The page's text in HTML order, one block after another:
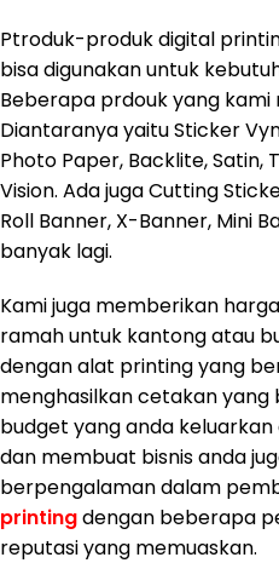
Ptroduk-produk digital
bisa digunakan untuk
Beberapa prdouk yang kami
Diantaranya yaitu Sticker
Photo Paper, Backlite, Satin,
Vision. Ada juga Cutting
Roll Banner, X-Banner, Mini
banyak lagi.
Kami juga memberikan
ramah untuk kantong atau
dengan alat printing yang
menghasilkan cetakan yang
budget yang anda
dan membuat bisnis anda
berpengalaman dalam
printingdengan beberapa
reputasi yang memuaskan.